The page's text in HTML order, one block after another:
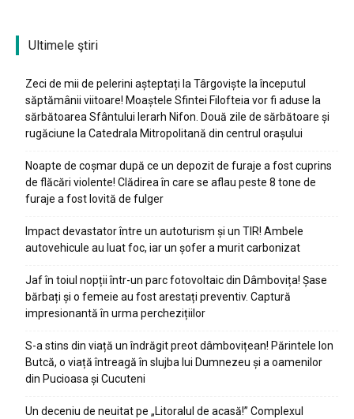
Ultimele ştiri
Zeci de mii de pelerini așteptați la Târgoviște la începutul
săptămânii viitoare! Moaștele Sfintei Filofteia vor fi aduse la
sărbătoarea Sfântului Ierarh Nifon. Două zile de sărbătoare și
rugăciune la Catedrala Mitropolitană din centrul orașului
Noapte de coșmar după ce un depozit de furaje a fost cuprins
de flăcări violente! Clădirea în care se aflau peste 8 tone de
furaje a fost lovită de fulger
Impact devastator între un autoturism și un TIR! Ambele
autovehicule au luat foc, iar un șofer a murit carbonizat
Jaf în toiul nopții într-un parc fotovoltaic din Dâmbovița! Șase
bărbați și o femeie au fost arestați preventiv. Captură
impresionantă în urma perchezițiilor
S-a stins din viață un îndrăgit preot dâmbovițean! Părintele Ion
Butcă, o viață întreagă în slujba lui Dumnezeu și a oamenilor
din Pucioasa și Cucuteni
Un deceniu de neuitat pe „Litoralul de acasă!” Complexul